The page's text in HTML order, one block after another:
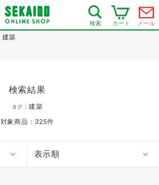
検索 カート メール
建築
検索結果
タグ： 建築
対象商品： 325件
表示順